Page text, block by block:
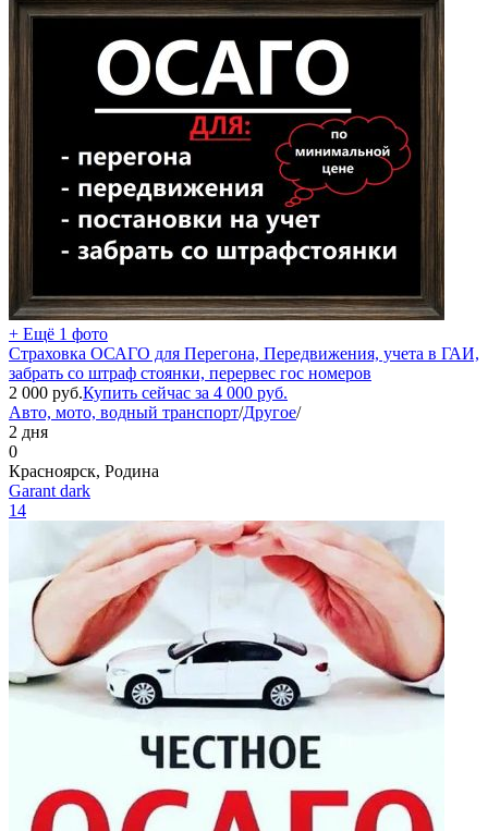
+ Ещё 1 фото
Страховка ОСАГО для Перегона, Передвижения, учета в ГАИ,
забрать со штраф стоянки, перервес гос номеров
2 000 руб.Купить сейчас за 4 000 руб.
Авто, мото, водный транспорт/Другое/
2 дня
0
Красноярск, Родина
Garant dark
14